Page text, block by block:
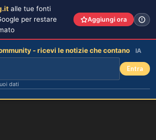
alle tue fonti
per restare
Aggiungi ora
- ricevi le notizie che contano IA
Entra
dati